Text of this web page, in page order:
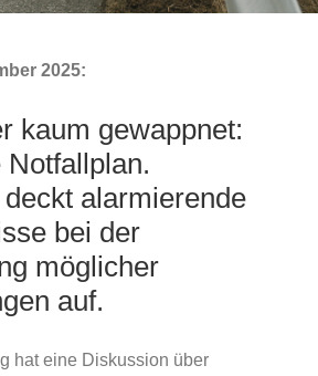
2025:
kaum gewappnet:
Notfallplan.
alarmierende
bei der
möglicher
auf.
hat eine Diskussion über